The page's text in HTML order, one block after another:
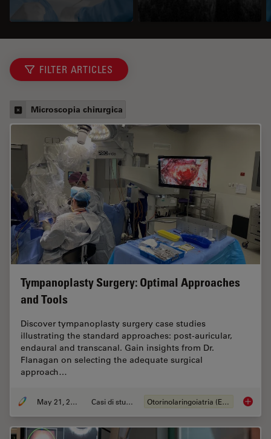
FILTER ARTICLES
Microscopia chirurgica
Tympanoplasty Surgery: Optimal Approaches
and Tools
Discover tympanoplasty surgery case studies
illustrating the standard approaches: post-auricular,
endaural and transcanal. Gain insights from Dr.
Flanagan on selecting the adequate surgical
approach…
May 21, 2024 Casi di studio Otorinolaringoiatria (ENT)